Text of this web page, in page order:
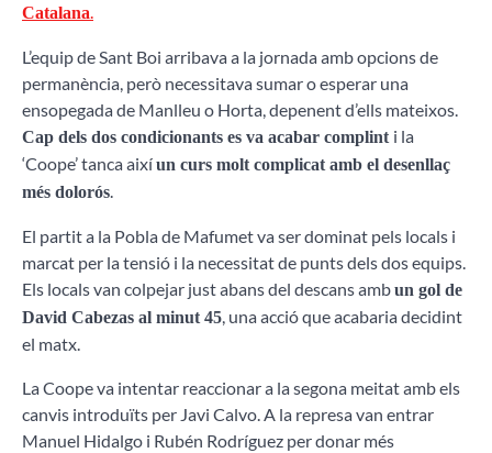
Catalana.
L’equip de Sant Boi arribava a la jornada amb opcions de
permanència, però necessitava sumar o esperar una
ensopegada de Manlleu o Horta, depenent d’ells mateixos.
Cap dels dos condicionants es va acabar complint i la
‘Coope’ tanca aixíun curs molt complicat amb el desenllaç
més dolorós.
El partit a la Pobla de Mafumet va ser dominat pels locals i
marcat per la tensió i la necessitat de punts dels dos equips.
Els locals van colpejar just abans del descans ambun gol de
David Cabezas al minut 45, una acció que acabaria decidint
el matx.
La Coope va intentar reaccionar a la segona meitat amb els
canvis introduïts per Javi Calvo. A la represa van entrar
Manuel Hidalgo i Rubén Rodríguez per donar més